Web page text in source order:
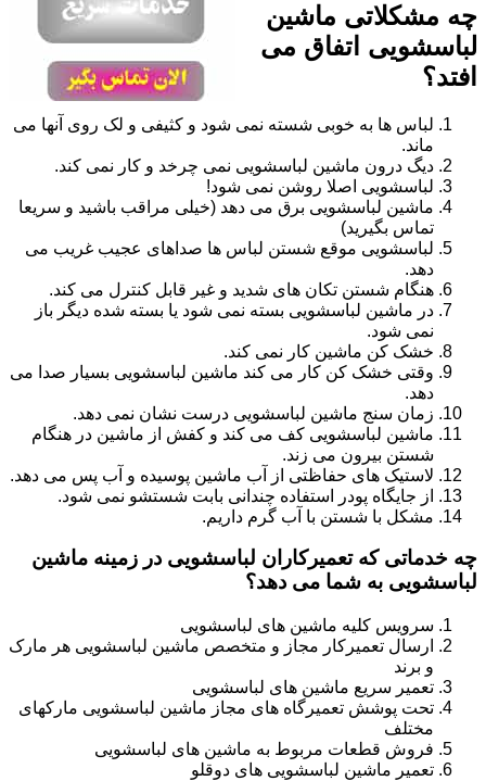
چه مشکلاتی ماشین
لباسشویی اتفاق می
افتد؟
لباس ها به خوبی شسته نمی شود و کثیفی و لک روی آنها می
ماند.
دیگ درون ماشین لباسشویی نمی چرخد و کار نمی کند.
لباسشویی اصلا روشن نمی شود!
ماشین لباسشویی برق می دهد (خیلی مراقب باشید و سریعا
تماس بگیرید)
لباسشویی موقع شستن لباس ها صداهای عجیب غریب می
دهد.
هنگام شستن تکان های شدید و غیر قابل کنترل می کند.
در ماشین لباسشویی بسته نمی شود یا بسته شده دیگر باز
نمی شود.
خشک کن ماشین کار نمی کند.
وقتی خشک کن کار می کند ماشین لباسشویی بسیار صدا می
دهد.
زمان سنج ماشین لباسشویی درست نشان نمی دهد.
ماشین لباسشویی کف می کند و کفش از ماشین در هنگام
شستن بیرون می زند.
لاستیک های حفاظتی از آب ماشین پوسیده و آب پس می دهد.
از جایگاه پودر استفاده چندانی بابت شستشو نمی شود.
مشکل با شستن با آب گرم داریم.
چه خدماتی که تعمیرکاران لباسشویی در زمینه ماشین
لباسشویی به شما می دهد؟
سرویس کلیه ماشین های لباسشویی
ارسال تعمیرکار مجاز و متخصص ماشین لباسشویی هر مارک
و برند
تعمیر سریع ماشین های لباسشویی
تحت پوشش تعمیرگاه های مجاز ماشین لباسشویی مارکهای
مختلف
فروش قطعات مربوط به ماشین های لباسشویی
تعمیر ماشین لباسشویی های دوقلو